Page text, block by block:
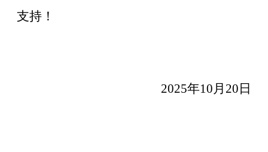
支持！
2025年10 月 20 日